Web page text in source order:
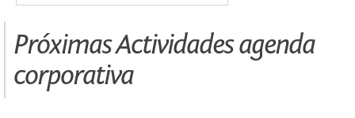
Próximas Actividades agenda
corporativa